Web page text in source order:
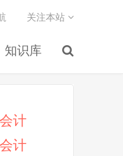
知识库
关注本站
计
计